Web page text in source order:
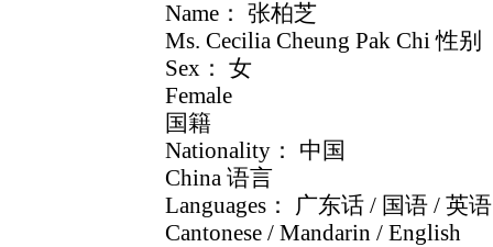
Name： 张柏芝
Ms. Cecilia Cheung Pak Chi 性别
Sex： 女
Female
国籍
Nationality： 中国
China 语言
Languages： 广东话 / 国语 / 英语
Cantonese / Mandarin / English